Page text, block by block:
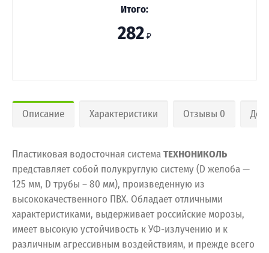
Итого:
282 ₽
Описание Характеристики Отзывы 0
Пластиковая водосточная системаТЕХНОНИКОЛЬ
представляет собой полукруглую систему (D желоба —
125 мм, D трубы – 80 мм), произведенную из
высококачественного ПВХ. Обладает отличными
характеристиками, выдерживает российские морозы,
имеет высокую устойчивость к УФ-излучению и к
различным агрессивным воздействиям, и прежде всего